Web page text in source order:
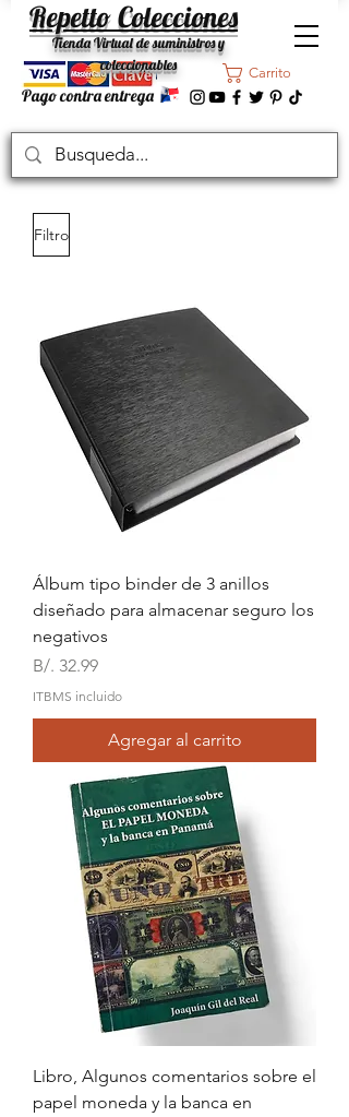
Carrito
Pago contra entrega
Repetto Colecciones
Tienda Virtual de suministros y
coleccionables
Filtro
Álbum tipo binder de 3 anillos
diseñado para almacenar seguro los
negativos
Precio
B/. 32.99
ITBMS incluido
Agregar al carrito
Libro, Algunos comentarios sobre el
papel moneda y la banca en